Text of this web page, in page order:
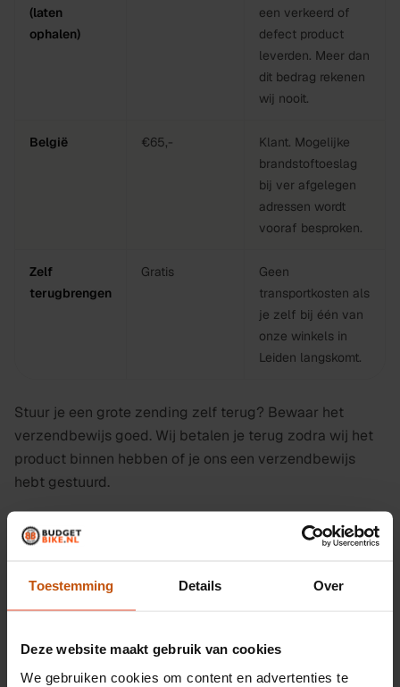
Toestemming Details Over
Deze website maakt gebruik van cookies
We gebruiken cookies om content en advertenties te
(laten
ophalen)
een verkeerd of
defect product
leverden. Meer dan
dit bedrag rekenen
wij nooit.
België €65,-
Klant. Mogelijke
brandstoftoeslag
bij ver afgelegen
adressen wordt
vooraf besproken.
Zelf
terugbrengen
Gratis
Geen
transportkosten als
je zelf bij één van
onze winkels in
Leiden langskomt.
Stuur je een grote zending zelf terug? Bewaar het
verzendbewijs goed. Wij betalen je terug zodra wij het
product binnen hebben of je ons een verzendbewijs
hebt gestuurd.
Brandstoftoeslag België:
voor adressen ver van
aanvullende toeslag rekenen. Die wordt altijd vooraf
annuleren of zelf terugbrengen.